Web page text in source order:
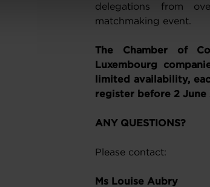
delegations from
matchmaking event.
The Chamber of
Luxembourg
limited availability,
register before 2 June
ANY QUESTIONS?
Please contact:
Ms Louise Aubry